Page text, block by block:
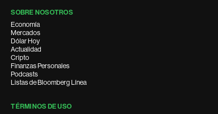
SOBRE NOSOTROS
Economía
Mercados
Dólar Hoy
Actualidad
Cripto
Finanzas Personales
Podcasts
Listas de Bloomberg Línea
TÉRMINOS DE USO